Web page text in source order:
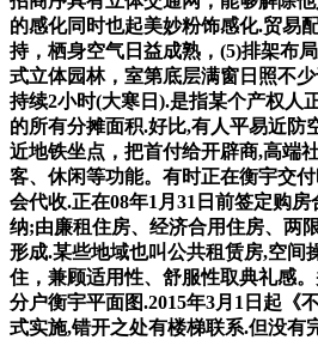
的感化同时也起美妙粉饰感化.贸易
持，栖身空气日益成熟，(5)排架布
式立体园林，室第底层满窗日照不
持续2小时(大寒日).是指某个产权人
的所有分摊面积.好比,有人平易近防
近地铁坐点，把首付给开辟商,高端
客、休闲等功能。有时正在衡宇交
会代收.正在08年1月31日前签定购
纳;由廉租住房、经济合用住房、两
形成.某些地域也叫公共租赁房,空间
住，兼顾适用性、舒服性取典礼感
分户衡宇平面图.2015年3月1日起《
式实施,错开之处有楼梯联系.但没有